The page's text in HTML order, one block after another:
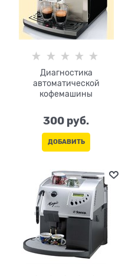
Диагностика
автоматической
кофемашины
300 руб.
ДОБАВИТЬ